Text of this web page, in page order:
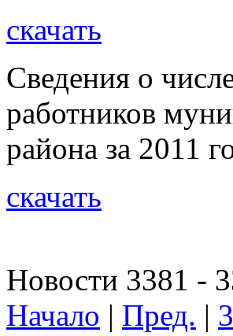
скачать
Сведения о
работников
района за 2011
скачать
Новости 3381 -
Начало | Пред. |